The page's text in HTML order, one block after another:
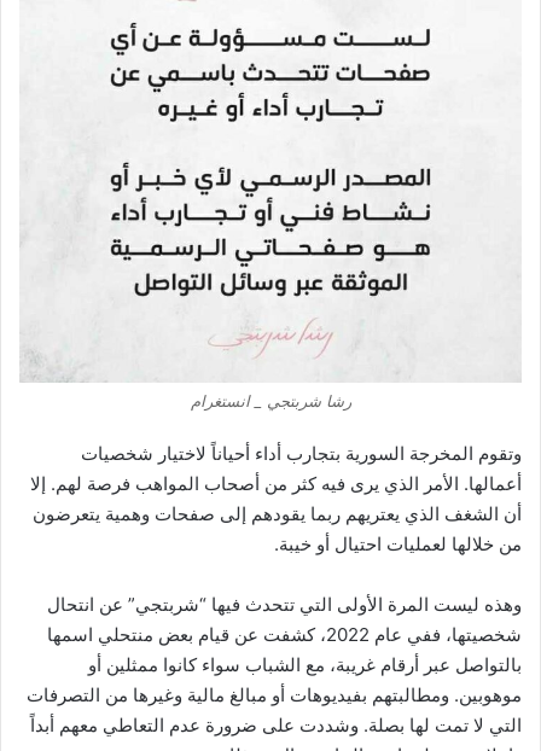
رشا شربتجي _ انستغرام
وتقوم المخرجة السورية بتجارب أداء أحياناً لاختيار شخصيات
أعمالها. الأمر الذي يرى فيه كثر من أصحاب المواهب فرصة لهم. إلا
أن الشغف الذي يعتريهم ربما يقودهم إلى صفحات وهمية يتعرضون
من خلالها لعمليات احتيال أو خيبة.
وهذه ليست المرة الأولى التي تتحدث فيها “شربتجي” عن انتحال
شخصيتها، ففي عام 2022، كشفت عن قيام بعض منتحلي اسمها
بالتواصل عبر أرقام غريبة، مع الشباب سواء كانوا ممثلين أو
موهوبين. ومطالبتهم بفيديوهات أو مبالغ مالية وغيرها من التصرفات
التي لا تمت لها بصلة. وشددت على ضرورة عدم التعاطي معهم أبداً